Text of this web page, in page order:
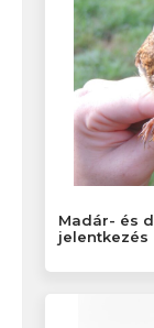
Madár- és
jelentkezés